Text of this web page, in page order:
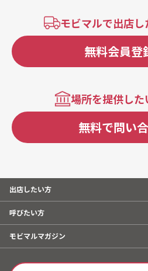
モビマルで出店
無料会員登
場所を提供し
無料で問い
出店したい方
呼びたい方
モビマルマガジン